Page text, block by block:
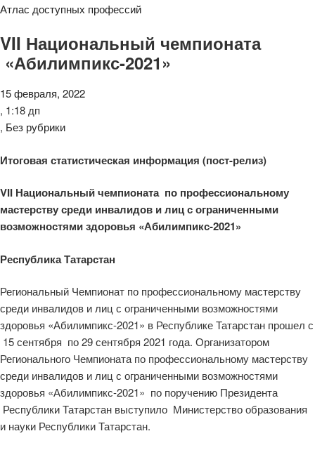
Атлас доступных профессий
VII Национальный чемпионата
«Абилимпикс-2021»
15 февраля, 2022
, 1:18 дп
, Без рубрики
Итоговая статистическая информация (пост-релиз)
VII Национальный чемпионата по профессиональному
мастерству среди инвалидов и лиц с ограниченными
возможностями здоровья «Абилимпикс-2021»
Республика Татарстан
Региональный Чемпионат по профессиональному мастерству
среди инвалидов и лиц с ограниченными возможностями
здоровья «Абилимпикс-2021» в Республике Татарстан прошел с
15 сентября по 29 сентября 2021 года. Организатором
Регионального Чемпионата по профессиональному мастерству
среди инвалидов и лиц с ограниченными возможностями
здоровья «Абилимпикс-2021» по поручению Президента
Республики Татарстан выступило Министерство образования
и науки Республики Татарстан.